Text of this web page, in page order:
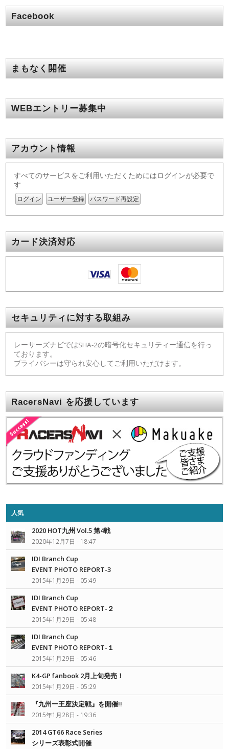
Facebook
まもなく開催
WEBエントリー募集中
アカウント情報
すべてのサービスをご利用いただくためにはログインが必要で
す
ログイン ユーザー登録 パスワード再設定
カード決済対応
セキュリティに対する取組み
レーサーズナビではSHA-2の暗号化セキュリティー通信を行っ
ております。
プライバシーは守られ安心してご利用いただけます。
RacersNavi を応援しています
人気
2020 HOT九州 Vol.5 第4戦
2020年12月7日 - 18:47
IDI Branch Cup
EVENT PHOTO REPORT-3
2015年1月29日 - 05:49
IDI Branch Cup
EVENT PHOTO REPORT-２
2015年1月29日 - 05:48
IDI Branch Cup
EVENT PHOTO REPORT-１
2015年1月29日 - 05:46
K4-GP fanbook 2月上旬発売！
2015年1月29日 - 05:29
『九州一王座決定戦』を開催!!
2015年1月28日 - 19:36
2014 GT66 Race Series
シリーズ表彰式開催